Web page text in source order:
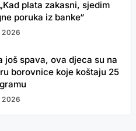
plata zakasni, sjedim
poruka iz banke“
2026
još spava, ova djeca su na
borovnice koje koštaju 25
2026